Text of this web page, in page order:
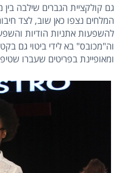
גם קולקציית הגברים שילבה
המלחים נצפו כאן שוב, לצד
להשפעות אתניות הודיות
ומאופיינת בפריטים שעברו